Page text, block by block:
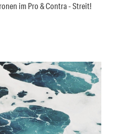
im Pro & Contra - Streit!